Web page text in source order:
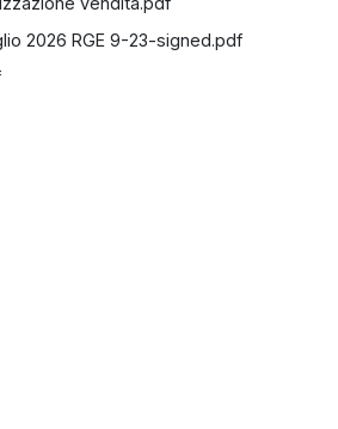
2026 RGE 9-23-signed.pdf